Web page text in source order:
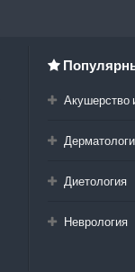
Акушерство
Диетология
Неврология